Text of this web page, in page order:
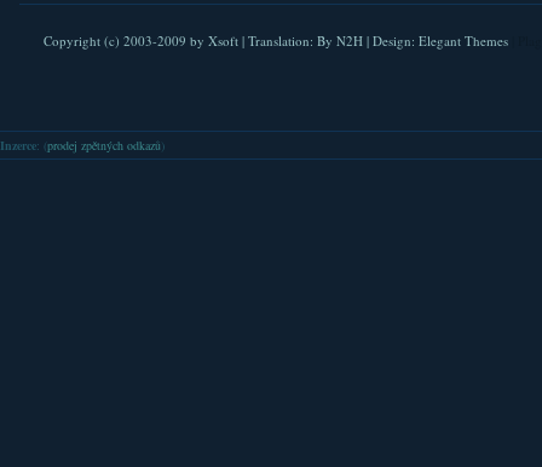
Copyright (c) 2003-2009 by Xsoft| Translation: By N2H| Design: Elegant Themes
Inzerce: (prodej zpětných odkazů )